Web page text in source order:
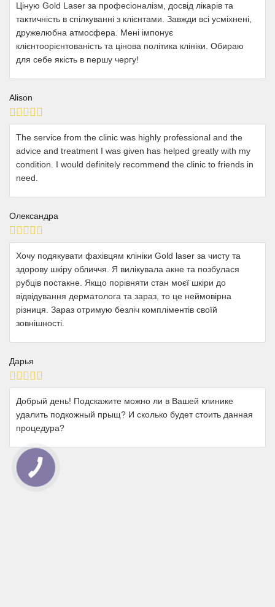
Ціную Gold Laser за професіоналізм, досвід лікарів та
тактичність в спілкуванні з клієнтами. Завжди всі усміхнені,
дружелюбна атмосфера. Мені імпонує
клієнтоорієнтованість та цінова політика клініки. Обираю
для себе якість в першу чергу!
Alison
The service from the clinic was highly professional and the
advice and treatment I was given has helped greatly with my
condition. I would definitely recommend the clinic to friends in
need.
Олександра
Хочу подякувати фахівцям клініки Gold laser за чисту та
здорову шкіру обличчя. Я вилікувала акне та позбулася
рубців постакне. Якщо порівняти стан моєї шкіри до
відвідування дерматолога та зараз, то це неймовірна
різниця. Зараз отримую безліч компліментів своїй
зовнішності.
Дарья
Добрый день! Подскажите можно ли в Вашей клинике
удалить подкожный прыщ? И сколько будет стоить данная
процедура?